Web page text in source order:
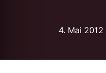
4. Mai 2012